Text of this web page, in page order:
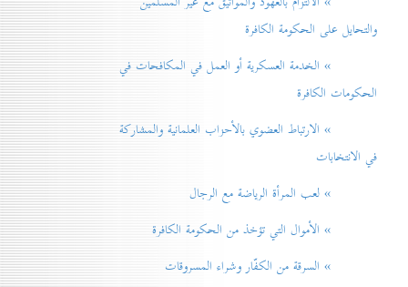
والتحايل على الحكومة الكافرة
» الخدمة العسكرية أو العمل في المكافحات في
الحكومات الكافرة
» الارتباط العضوي بالأحزاب العلمانية والمشاركة
في الانتخابات
» لعب المرأة الرياضة مع الرجال
» الأموال التي تؤخذ من الحكومة الكافرة
» السرقة من الكفّار وشراء المسروقات